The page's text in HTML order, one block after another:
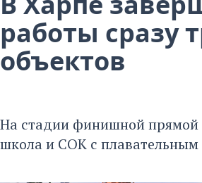
работы сразу
объектов
На стадии финишной прямой
школа и СОК с плавательным